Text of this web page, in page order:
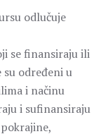
odlučuje
se finansiraju ili
određeni u
i načinu
i sufinansiraju